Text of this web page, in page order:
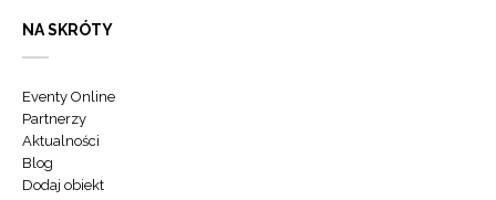
NA SKRÓTY
Eventy Online
Partnerzy
Aktualności
Blog
Dodaj obiekt